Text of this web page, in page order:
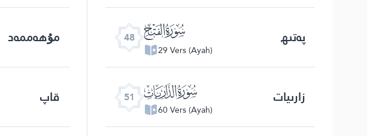
مۇھەممەد 48 ﯝ
29 Vers (Ayah)
پەتىھ
قاپ 51 ﯠ
60 Vers (Ayah)
زارىيات